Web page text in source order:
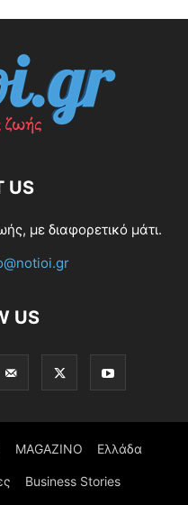
US
με διαφορετικό μάτι.
US
MAGAZINO Ελλάδα
Business Stories